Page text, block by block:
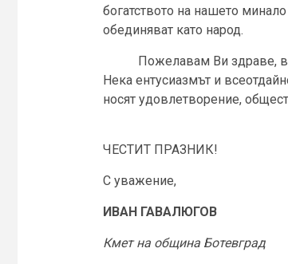
богатството на нашето
обединяват като народ.
Пожелавам Ви здраве,
Нека ентусиазмът и
носят удовлетворение,
ЧЕСТИТ ПРАЗНИК!
С уважение,
ИВАН ГАВАЛЮГОВ
Кмет на oбщина Ботевград